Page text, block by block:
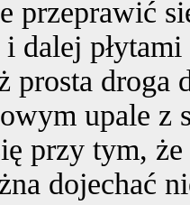
przeprawić
dalej
prosta
upale
przy tym,
dojechać